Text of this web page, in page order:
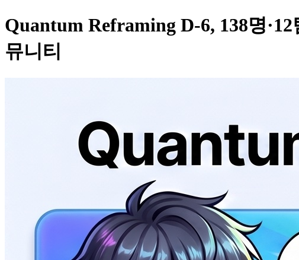
Quantum Reframing D-6, 138명
뮤니티